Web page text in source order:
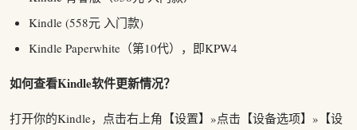
Kindle (558元 入门款)
Kindle Paperwhite（第10代），即KPW4
如何查看Kindle软件更新情况？
打开你的Kindle，点击右上角【设置】»点击【设备选项】»【设